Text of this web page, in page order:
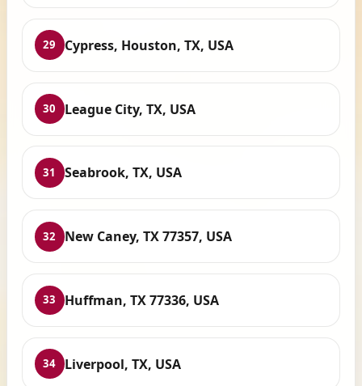
29 Cypress, Houston, TX, USA
30 League City, TX, USA
31 Seabrook, TX, USA
32 New Caney, TX 77357, USA
33 Huffman, TX 77336, USA
34 Liverpool, TX, USA